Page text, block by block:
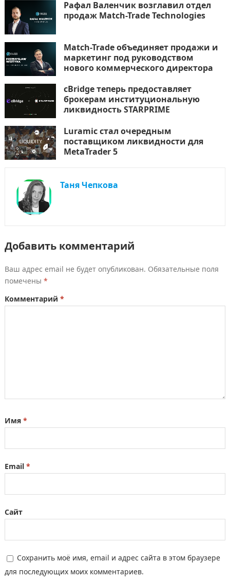
Рафал Валенчик возглавил отдел
продаж Match-Trade Technologies
Match-Trade объединяет продажи и
маркетинг под руководством
нового коммерческого директора
cBridge теперь предоставляет
брокерам институциональную
ликвидность STARPRIME
Luramic стал очередным
поставщиком ликвидности для
MetaTrader 5
Таня Чепкова
Добавить комментарий
Ваш адрес email не будет опубликован. Обязательные поля
помечены *
Комментарий *
Имя *
Email *
Сайт
Сохранить моё имя, email и адрес сайта в этом браузере
для последующих моих комментариев.